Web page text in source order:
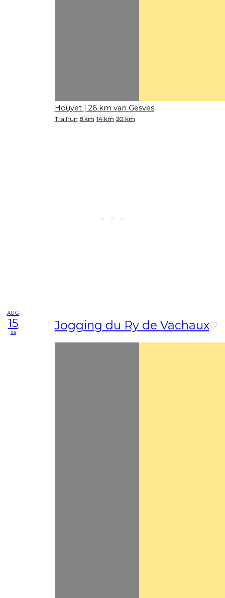
Houyet | 26 km van Gesves
Trailrun 8 km 14 km 20 km
AUG
15
za Jogging du Ry de Vachaux